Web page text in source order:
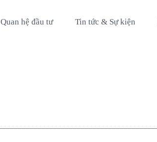
Quan hệ đầu tư Tin tức & Sự kiện